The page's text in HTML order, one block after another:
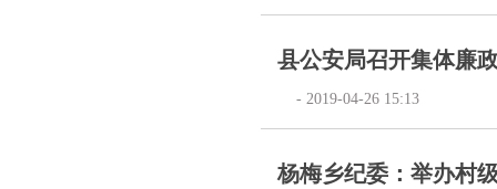
县公安局召开集体廉
- 2019-04-26 15:13
杨梅乡纪委：举办村